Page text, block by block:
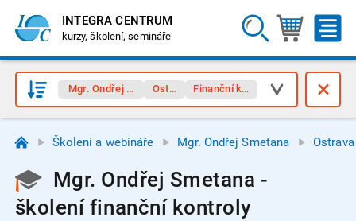
INTEGRA CENTRUM
kurzy, školení, semináře
Mgr. Ondřej SmetanaOstrava Finanční kontrola
Školení a webináře Mgr. Ondřej Smetana Ostrava
Mgr. Ondřej Smetana -
školení finanční kontroly